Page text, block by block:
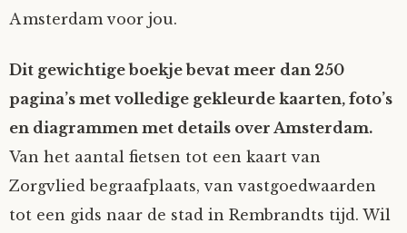
Amsterdam voor jou.
Dit gewichtige boekje bevat meer dan 250
pagina’s met volledige gekleurde kaarten, foto’s
en diagrammen met details over Amsterdam.
Van het aantal fietsen tot een kaart van
Zorgvlied begraafplaats, van vastgoedwaarden
tot een gids naar de stad in Rembrandts tijd. Wil